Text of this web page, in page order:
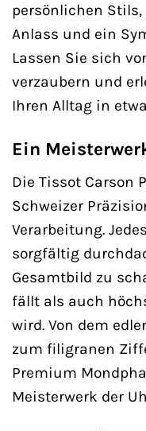
persönlichen
Anlass und ein
Lassen Sie sich
verzaubern und
Ihren Alltag in
Ein
Die Tissot Carson
Schweizer
Verarbeitung.
sorgfältig
Gesamtbild zu
fällt als auch
wird. Von dem
zum filigranen
Premium
Meisterwerk der